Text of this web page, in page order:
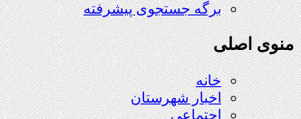
برگه جستجوی پیشرفته
منوی اصلی
خانه
اخبار شهرستان
اجتماعی